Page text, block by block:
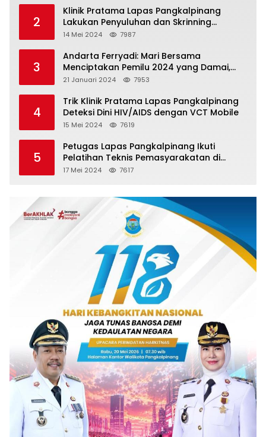
2
Klinik Pratama Lapas Pangkalpinang
Lakukan Penyuluhan dan Skrinning
Kesehatan Jiwa Bagi Warga Binaan
14 Mei 2024 7987
3
Andarta Ferryadi: Mari Bersama
Menciptakan Pemilu 2024 yang Damai,
Jujur dan Adil.
21 Januari 2024 7953
4
Trik Klinik Pratama Lapas Pangkalpinang
Deteksi Dini HIV/AIDS dengan VCT Mobile
15 Mei 2024 7619
5
Petugas Lapas Pangkalpinang Ikuti
Pelatihan Teknis Pemasyarakatan di
Batam
17 Mei 2024 7617